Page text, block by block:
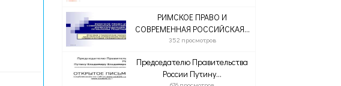
РИМСКОЕ ПРАВО И
СОВРЕМЕННАЯ РОССИЙСКАЯ...
352 просмотров
Председателю Правительства
России Путину...